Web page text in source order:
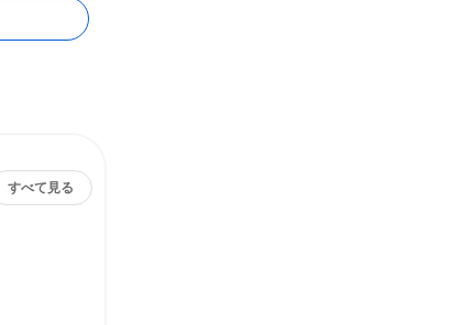
すべて見る